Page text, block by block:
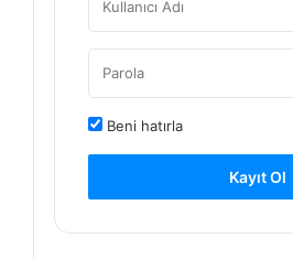
Beni hatırla
Kayıt Ol